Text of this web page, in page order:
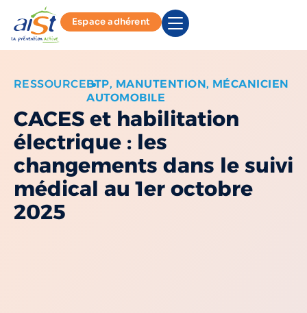
Espace adhérent
RESSOURCEBTP, MANUTENTION, MÉCANICIEN
AUTOMOBILE
CACES et habilitation
électrique : les
changements dans le suivi
médical au 1er octobre
2025